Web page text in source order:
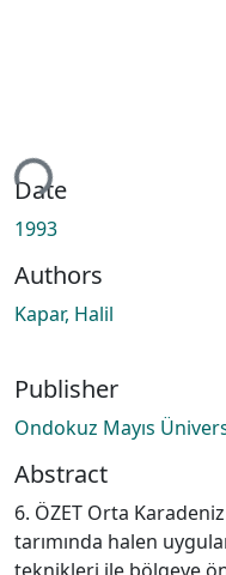
Date
1993
Authors
Kapar, Halil
Publisher
Ondokuz Mayıs
Abstract
6. ÖZET Orta
tarımında halen